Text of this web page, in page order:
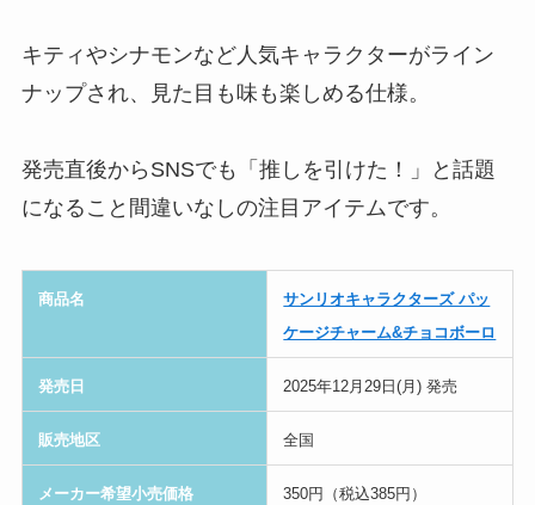
キティやシナモンなど人気キャラクターがライン
ナップされ、見た目も味も楽しめる仕様。
発売直後からSNSでも「推しを引けた！」と話題
になること間違いなしの注目アイテムです。
商品名
サンリオキャラクターズ パッ
ケージチャーム&チョコボーロ
発売日 2025年12月29日(月) 発売
販売地区 全国
メーカー希望小売価格 350円（税込385円）